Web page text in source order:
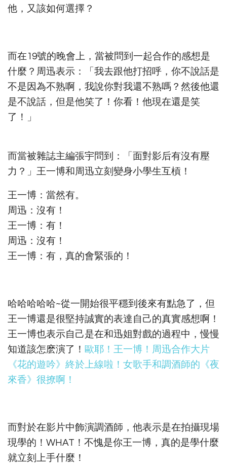
他，又該如何選擇？
而在19號的晚會上，當被問到一起合作的感想是
什麼？周迅表示：「我去跟他打招呼，你不說話是
不是因為不熟啊，我說你對我還不熟嗎？然後他還
是不說話，但是他笑了！你看！他現在還是笑
了！」
而當被雜誌主編張宇問到：「面對影后有沒有壓
力？」王一博和周迅立刻變身小學生互槓！
王一博：當然有。
周迅：沒有！
王一博：有！
周迅：沒有！
王一博：有，真的會緊張的！
哈哈哈哈哈~從一開始很平穩到後來有點急了，但
王一博還是很堅持誠實的表達自己的真實感想啊！
王一博也表示自己是在和迅姐對戲的過程中，慢慢
知道該怎麽演了！ 歐耶！王一博！周迅合作大片
《花的遊吟》終於上線啦！女歌手和調酒師的《夜
來香》很撩啊！
而對於在影片中飾演調酒師，他表示是在拍攝現場
現學的！WHAT！不愧是你王一博，真的是學什麼
就立刻上手什麼！